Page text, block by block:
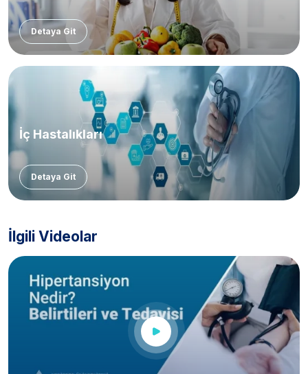
Detaya Git
İç Hastalıkları
Detaya Git
İlgili Videolar